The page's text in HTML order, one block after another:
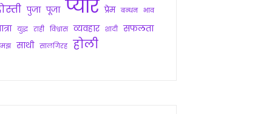
पुजा पूजा प्यार प्रेम बन्धन भाव
युद्ध राही विश्वास व्यवहार शादी सफलता
साथी सालगिरह होली